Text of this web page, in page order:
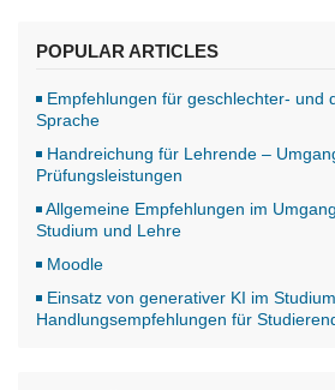
POPULAR ARTICLES
Empfehlungen für geschlechter- und
Sprache
Handreichung für Lehrende –
Prüfungsleistungen
Allgemeine Empfehlungen im
Studium und Lehre
Moodle
Einsatz von generativer KI im
Handlungsempfehlungen für